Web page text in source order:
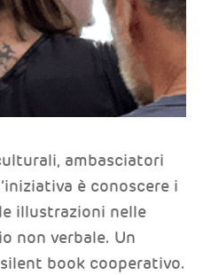
ambasciatori
è conoscere i
illustrazioni nelle
non verbale. Un
book cooperativo.